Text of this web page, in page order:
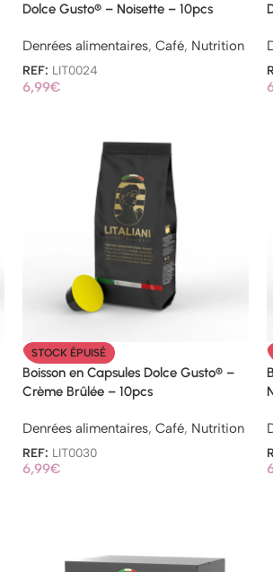
Dolce Gusto® – Noisette – 10pcs
Denrées alimentaires, Café, Nutrition
REF: LIT0024
6,99€
STOCK ÉPUISÉ
Boisson en Capsules Dolce Gusto® –
Crème Brûlée – 10pcs
Denrées alimentaires, Café, Nutrition
REF: LIT0030
6,99€